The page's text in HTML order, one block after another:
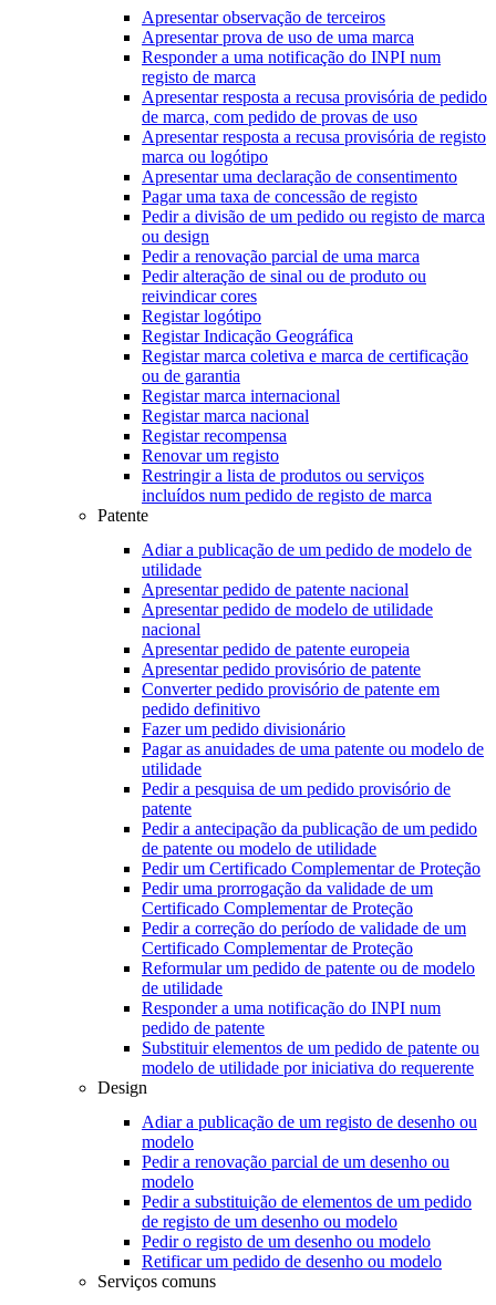
Apresentar observação de terceiros
Apresentar prova de uso de uma marca
Responder a uma notificação do INPI num
registo de marca
Apresentar resposta a recusa provisória de pedido
de marca, com pedido de provas de uso
Apresentar resposta a recusa provisória de registo
marca ou logótipo
Apresentar uma declaração de consentimento
Pagar uma taxa de concessão de registo
Pedir a divisão de um pedido ou registo de marca
ou design
Pedir a renovação parcial de uma marca
Pedir alteração de sinal ou de produto ou
reivindicar cores
Registar logótipo
Registar Indicação Geográfica
Registar marca coletiva e marca de certificação
ou de garantia
Registar marca internacional
Registar marca nacional
Registar recompensa
Renovar um registo
Restringir a lista de produtos ou serviços
incluídos num pedido de registo de marca
Patente
Adiar a publicação de um pedido de modelo de
utilidade
Apresentar pedido de patente nacional
Apresentar pedido de modelo de utilidade
nacional
Apresentar pedido de patente europeia
Apresentar pedido provisório de patente
Converter pedido provisório de patente em
pedido definitivo
Fazer um pedido divisionário
Pagar as anuidades de uma patente ou modelo de
utilidade
Pedir a pesquisa de um pedido provisório de
patente
Pedir a antecipação da publicação de um pedido
de patente ou modelo de utilidade
Pedir um Certificado Complementar de Proteção
Pedir uma prorrogação da validade de um
Certificado Complementar de Proteção
Pedir a correção do período de validade de um
Certificado Complementar de Proteção
Reformular um pedido de patente ou de modelo
de utilidade
Responder a uma notificação do INPI num
pedido de patente
Substituir elementos de um pedido de patente ou
modelo de utilidade por iniciativa do requerente
Design
Adiar a publicação de um registo de desenho ou
modelo
Pedir a renovação parcial de um desenho ou
modelo
Pedir a substituição de elementos de um pedido
de registo de um desenho ou modelo
Pedir o registo de um desenho ou modelo
Retificar um pedido de desenho ou modelo
Serviços comuns